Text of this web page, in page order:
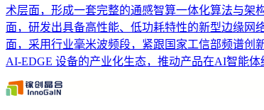
术层面，形成一套完整的通感智算一体化算法与架
面，研发出具备高性能、低功耗特性的新型边缘网
面，采用行业毫米波频段，紧跟国家工信部频谱创
AI-EDGE 设备的产业化生态，推动产品在AI智能